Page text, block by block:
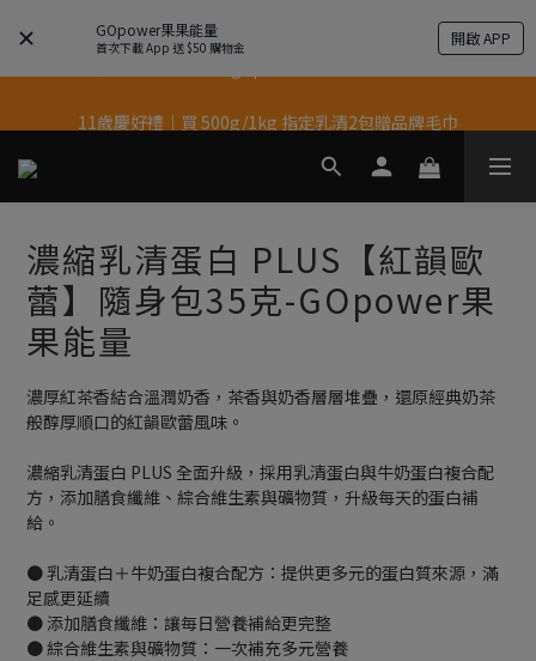
GOpower果果能量
首次下載 App 送 $50 購物金 開啟 APP
結帳輸入優惠代碼【gopower】享全單95折優惠！
果果11歲慶｜App 下單享 5% 購物金回饋
濃縮乳清蛋白 PLUS【紅韻歐
蕾】隨身包35克-GOpower果
果能量
濃厚紅茶香結合溫潤奶香，茶香與奶香層層堆疊，還原經典奶茶
般醇厚順口的紅韻歐蕾風味。
濃縮乳清蛋白 PLUS 全面升級，採用乳清蛋白與牛奶蛋白複合配
方，添加膳食纖維、綜合維生素與礦物質，升級每天的蛋白補
給。
● 乳清蛋白＋牛奶蛋白複合配方：提供更多元的蛋白質來源，滿
足感更延續
● 添加膳食纖維：讓每日營養補給更完整
● 綜合維生素與礦物質：一次補充多元營養